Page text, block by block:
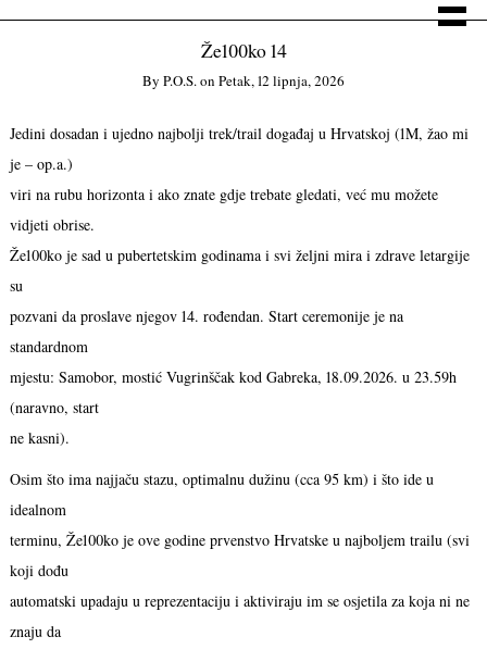
Že100ko 14
By P.o.s.on Petak, 12 lipnja, 2026
Jedini dosadan i ujedno najbolji trek/trail događaj u Hrvatskoj (1M, žao mi
je – op.a.)
viri na rubu horizonta i ako znate gdje trebate gledati, već mu možete
vidjeti obrise.
Že100ko je sad u pubertetskim godinama i svi željni mira i zdrave letargije
su
pozvani da proslave njegov 14. rođendan. Start ceremonije je na
standardnom
mjestu: Samobor, mostić Vugrinščak kod Gabreka, 18.09.2026. u 23.59h
(naravno, start
ne kasni).
Osim što ima najjaču stazu, optimalnu dužinu (cca 95 km) i što ide u
idealnom
terminu, Že100ko je ove godine prvenstvo Hrvatske u najboljem trailu (svi
koji dođu
automatski upadaju u reprezentaciju i aktiviraju im se osjetila za koja ni ne
znaju da